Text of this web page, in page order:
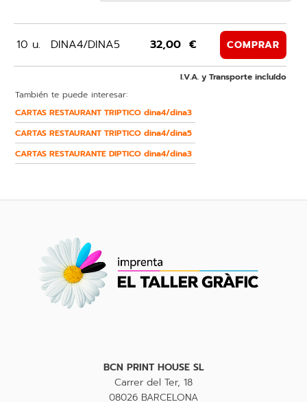
10 u. DINA4/DINA5 32,00 € COMPRAR
I.V.A. y Transporte incluído
También te puede interesar:
CARTAS RESTAURANT TRIPTICO dina4/dina3
CARTAS RESTAURANT TRIPTICO dina4/dina5
CARTAS RESTAURANTE DIPTICO dina4/dina3
BCN PRINT HOUSE SL
Carrer del Ter, 18
08026 BARCELONA